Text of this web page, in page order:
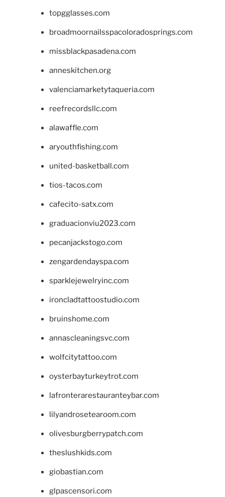
topgglasses.com
broadmoornailsspacoloradosprings.com
missblackpasadena.com
anneskitchen.org
valenciamarketytaqueria.com
reefrecordsllc.com
alawaffle.com
aryouthfishing.com
united-basketball.com
tios-tacos.com
cafecito-satx.com
graduacionviu2023.com
pecanjackstogo.com
zengardendayspa.com
sparklejewelryinc.com
ironcladtattoostudio.com
bruinshome.com
annascleaningsvc.com
wolfcitytattoo.com
oysterbayturkeytrot.com
lafronterarestauranteybar.com
lilyandrosetearoom.com
olivesburgberrypatch.com
theslushkids.com
giobastian.com
glpascensori.com